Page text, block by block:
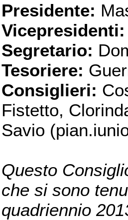
Presidente:
Vicepresidenti:
Segretario:
Tesoriere:
Consiglieri:
Fistetto,
Savio
Questo
che si sono
quadriennio